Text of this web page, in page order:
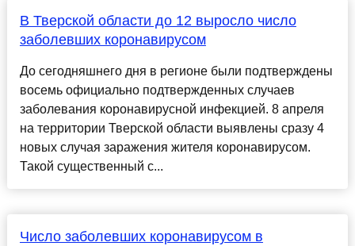
В Тверской области до 12 выросло число
заболевших коронавирусом
До сегодняшнего дня в регионе были подтверждены
восемь официально подтвержденных случаев
заболевания коронавирусной инфекцией. 8 апреля
на территории Тверской области выявлены сразу 4
новых случая заражения жителя коронавирусом.
Такой существенный с...
Число заболевших коронавирусом в